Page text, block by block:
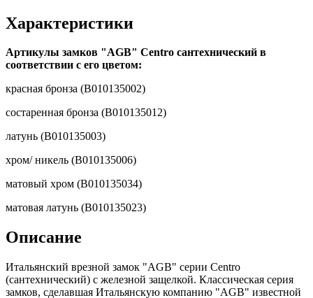
Характеристики
Артикулы замков "AGB" Centro сантехнический в
соответствии с его цветом:
красная бронза (B010135002)
состаренная бронза (B010135012)
латунь (B010135003)
хром/ никель (B010135006)
матовый хром (B010135034)
матовая латунь (B010135023)
Описание
Итальянский врезной замок "AGB" серии Centro
(сантехнический) с железной защелкой. Классическая серия
замков, сделавшая Итальянскую компанию "AGB" известной